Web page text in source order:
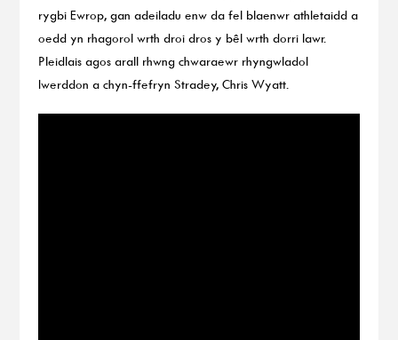
rygbi Ewrop, gan adeiladu enw da fel blaenwr athletaidd a
oedd yn rhagorol wrth droi dros y bêl wrth dorri lawr.
Pleidlais agos arall rhwng chwaraewr rhyngwladol
Iwerddon a chyn-ffefryn Stradey, Chris Wyatt.